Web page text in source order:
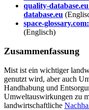
quality-
database.eu
space-
(Englisch)
Zusammenfassung
Mist ist ein wichtiger
genutzt wird, aber auch
Handhabung und
Umweltauswirkungen zu
landwirtschaftliche